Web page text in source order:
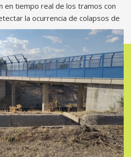
en tiempo real de los tramos con
la ocurrencia de colapsos de